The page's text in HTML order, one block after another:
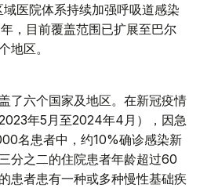
医院体系持续加强呼吸道感染
，目前覆盖范围已扩展至巴尔
地区。
了六个国家及地区。在新冠疫情
年5月至2024年4月），因急
名患者中，约10%确诊感染新
分之二的住院患者年龄超过60
患者患有一种或多种慢性基础疾